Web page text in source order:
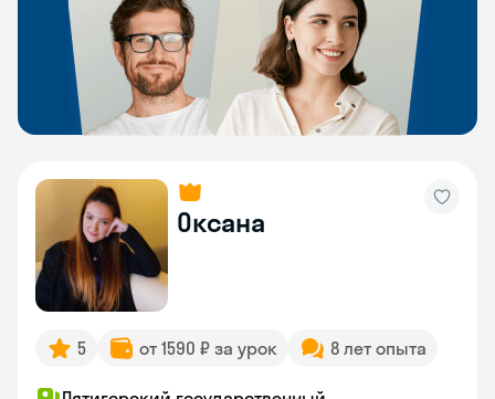
Оксана
5 от 1590 ₽ за урок 8 лет опыта